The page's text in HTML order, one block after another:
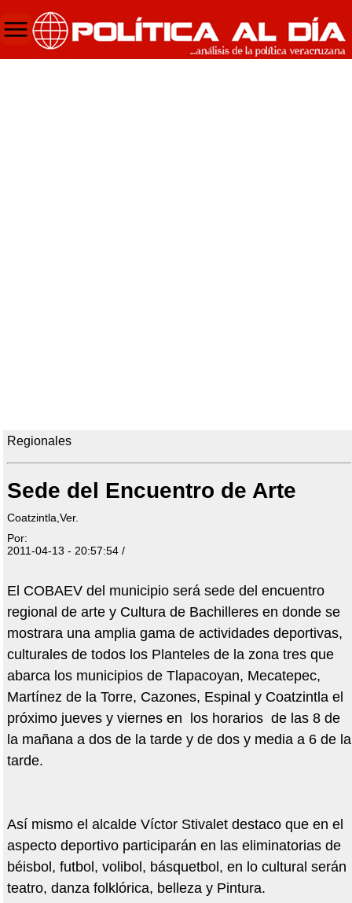
Regionales
Sede del Encuentro de Arte
Coatzintla,Ver.
Por:
2011-04-13 - 20:57:54 /
El COBAEV del municipio será sede del encuentro
regional de arte y Cultura de Bachilleres en donde se
mostrara una amplia gama de actividades deportivas,
culturales de todos los Planteles de la zona tres que
abarca los municipios de Tlapacoyan, Mecatepec,
Martínez de la Torre, Cazones, Espinal y Coatzintla el
próximo jueves y viernes en los horarios de las 8 de
la mañana a dos de la tarde y de dos y media a 6 de la
tarde.
Así mismo el alcalde Víctor Stivalet destaco que en el
aspecto deportivo participarán en las eliminatorias de
béisbol, futbol, volibol, básquetbol, en lo cultural serán
teatro, danza folklórica, belleza y Pintura.